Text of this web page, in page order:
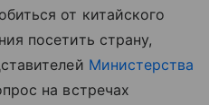
от китайского
посетить страну,
Министерства
на встречах